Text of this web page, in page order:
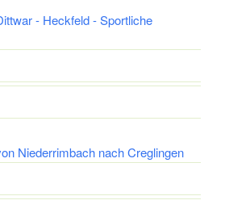
- Heckfeld - Sportliche
Niederrimbach nach Creglingen